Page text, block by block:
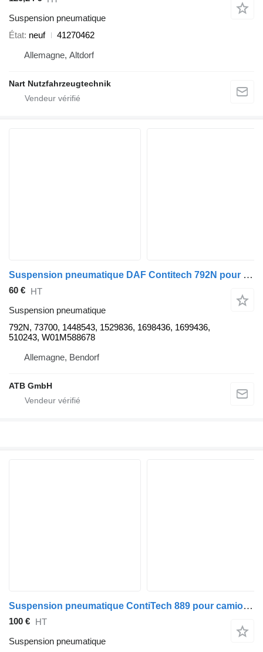
Suspension pneumatique
État neuf
41270462
Allemagne, Altdorf
Nart Nutzfahrzeugtechnik
Suspension pneumatique DAF Contitech 792N pour camion DAF XF105
60 € HT
Suspension pneumatique
792N, 73700, 1448543, 1529836, 1698436, 1699436,
510243, W01M588678
Allemagne, Bendorf
ATB GmbH
Suspension pneumatique ContiTech 889 pour camion DAF XF105
100 € HT
Suspension pneumatique